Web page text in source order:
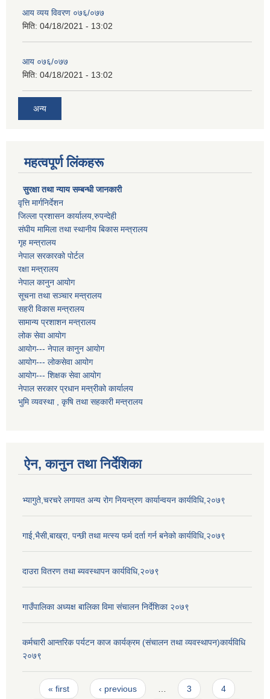
आय व्यय विवरण ०७६/०७७
मिति: 04/18/2021 - 13:02
आय ०७६/०७७
मिति: 04/18/2021 - 13:02
अन्य
महत्वपूर्ण लिंकहरू
सुरक्षा तथा न्याय सम्बन्धी जानकारी
वृत्ति मार्गनिर्देशन
जिल्ला प्रशासन कार्यालय,रुपन्देही
संघीय मामिला तथा स्थानीय बिकास मन्त्रालय
गृह मन्त्रालय
नेपाल सरकारको पोर्टल
रक्षा मन्त्रालय
नेपाल कानुन आयोग
सूचना तथा सञ्चार मन्त्रालय
सहरी विकास मन्त्रालय
सामान्य प्रशाशन मन्त्रालय
लोक सेवा आयोग
आयोग--- नेपाल कानुन आयोग
आयोग--- लोकसेवा आयोग
आयोग--- शिक्षक सेवा आयोग
नेपाल सरकार प्रधान मन्त्रीको कार्यालय
भुमि व्यवस्था , कृषि तथा सहकारी मन्त्रालय
ऐन, कानुन तथा निर्देशिका
भ्यागुते,चरचरे लगायत अन्य रोग नियन्त्रण कार्यान्वयन कार्यविधि,२०७९
गाई,भैसी,बाख्रा, पन्छी तथा मत्स्य फर्म दर्ता गर्न बनेको कार्यविधि,२०७९
दाउरा वितरण तथा ब्यवस्थापन कार्यविधि,२०७९
गाउँपालिका अध्यक्ष बालिका विमा संचालन निर्देशिका २०७९
कर्मचारी आन्तरिक पर्यटन काज कार्यक्रम (संचालन तथा व्यवस्थापन)कार्यविधि
२०७९
Pages
« first ‹ previous 3 4